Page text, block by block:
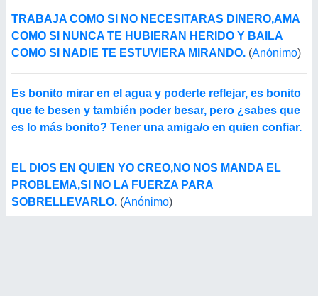
TRABAJA COMO SI NO NECESITARAS DINERO,AMA
COMO SI NUNCA TE HUBIERAN HERIDO Y BAILA
COMO SI NADIE TE ESTUVIERA MIRANDO. (Anónimo)
Es bonito mirar en el agua y poderte reflejar, es bonito
que te besen y también poder besar, pero ¿sabes que
es lo más bonito? Tener una amiga/o en quien confiar.
EL DIOS EN QUIEN YO CREO,NO NOS MANDA EL
PROBLEMA,SI NO LA FUERZA PARA
SOBRELLEVARLO. (Anónimo)